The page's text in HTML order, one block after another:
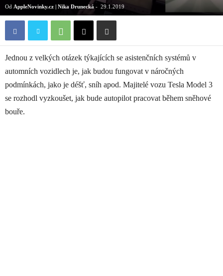
Od AppleNovinky.cz | Nika Drunecká - 29.1.2019
Jednou z velkých otázek týkajících se asistenčních systémů v
automních vozidlech je, jak budou fungovat v náročných
podmínkách, jako je déšť, sníh apod. Majitelé vozu Tesla Model 3
se rozhodl vyzkoušet, jak bude autopilot pracovat během sněhové
bouře.